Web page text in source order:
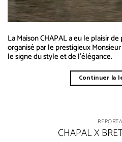
La Maison CHAPAL a eu le plaisir
organisé par le prestigieux
le signe du style et de l’élégance.
Continuer la
CHAPAL X